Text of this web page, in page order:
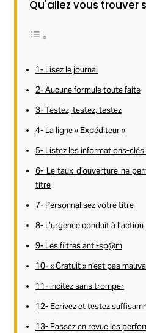
Qu'allez vous trouver
1- Lisez le journal
2- Aucune formule toute faite
3- Testez, testez, testez
4- La ligne « Expéditeur »
5- Listez les informations-
6- Le taux d’ouverture ne
titre
7- Personnalisez votre titre
8- L’urgence conduit à l’action
9- Les filtres anti-sp@m
10- « Gratuit » n’est pas
11- Incitez sans tromper
12- Ecrivez et testez
13- Passez en revue les